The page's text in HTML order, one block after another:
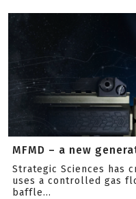
MFMD – a new
Strategic Sciences has
uses a controlled gas
baffle...